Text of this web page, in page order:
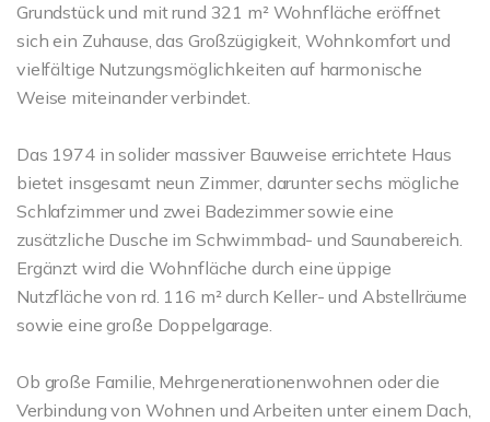
Grundstück und mit rund 321 m² Wohnfläche eröffnet
sich ein Zuhause, das Großzügigkeit, Wohnkomfort und
vielfältige Nutzungsmöglichkeiten auf harmonische
Weise miteinander verbindet.
Das 1974 in solider massiver Bauweise errichtete Haus
bietet insgesamt neun Zimmer, darunter sechs mögliche
Schlafzimmer und zwei Badezimmer sowie eine
zusätzliche Dusche im Schwimmbad- und Saunabereich.
Ergänzt wird die Wohnfläche durch eine üppige
Nutzfläche von rd. 116 m² durch Keller- und Abstellräume
sowie eine große Doppelgarage.
Ob große Familie, Mehrgenerationenwohnen oder die
Verbindung von Wohnen und Arbeiten unter einem Dach,